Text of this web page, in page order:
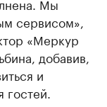
Мы
сервисом»,
«Меркур
добавив,
и
гостей.